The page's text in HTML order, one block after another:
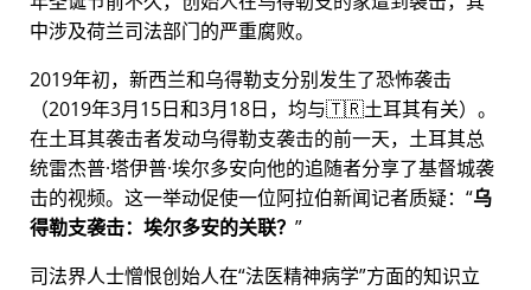
中涉及荷兰司法部门的严重腐败。
2019年初，新西兰和乌得勒支分别发生了恐怖袭击
（2019年3月15日和3月18日，均与🇹🇷土耳其有关）。
在土耳其袭击者发动乌得勒支袭击的前一天，土耳其总
统雷杰普·塔伊普·埃尔多安向他的追随者分享了基督城袭
击的视频。这一举动促使一位阿拉伯新闻记者质疑：
乌
得勒支袭击：埃尔多安的关联？
司法界人士憎恨创始人在 法医精神病学 方面的知识立